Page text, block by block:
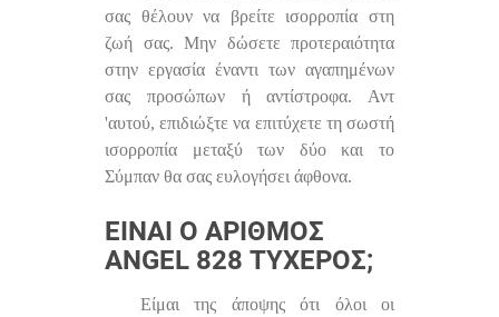
σας θέλουν να βρείτε ισορροπία στη
ζωή σας. Μην δώσετε προτεραιότητα
στην εργασία έναντι των αγαπημένων
σας προσώπων ή αντίστροφα. Αντ
'αυτού, επιδιώξτε να επιτύχετε τη σωστή
ισορροπία μεταξύ των δύο και το
Σύμπαν θα σας ευλογήσει άφθονα.
ΕΊΝΑΙ Ο ΑΡΙΘΜΌΣ
ANGEL 828 ΤΥΧΕΡΌΣ;
Είμαι της άποψης ότι όλοι οι